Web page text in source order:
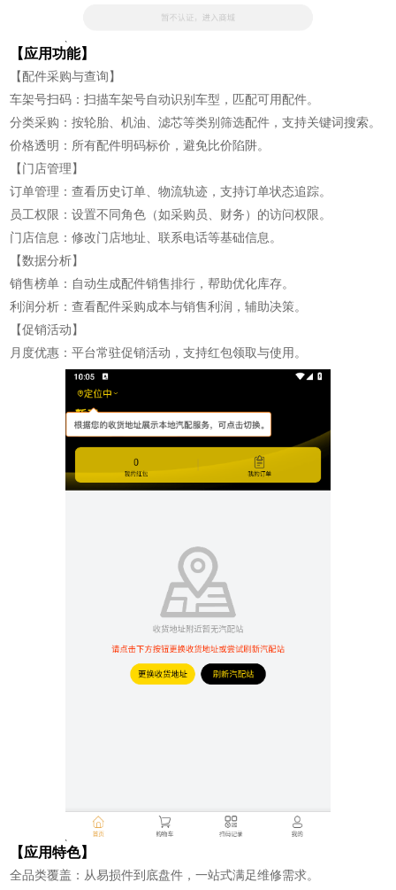
【应用功能】
【配件采购与查询】
车架号扫码：扫描车架号自动识别车型，匹配可用配件。
分类采购：按轮胎、机油、滤芯等类别筛选配件，支持关键词搜索。
价格透明：所有配件明码标价，避免比价陷阱。
【门店管理】
订单管理：查看历史订单、物流轨迹，支持订单状态追踪。
员工权限：设置不同角色（如采购员、财务）的访问权限。
门店信息：修改门店地址、联系电话等基础信息。
【数据分析】
销售榜单：自动生成配件销售排行，帮助优化库存。
利润分析：查看配件采购成本与销售利润，辅助决策。
【促销活动】
月度优惠：平台常驻促销活动，支持红包领取与使用。
【应用特色】
全品类覆盖：从易损件到底盘件，一站式满足维修需求。